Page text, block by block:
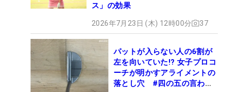
ス」の効果
2026年7月23日 (木) 12時00分 37
パットが入らない人の6割が
左を向いていた!? 女子プロコ
ーチが明かすアライメントの
落とし穴 #四の五の言わず